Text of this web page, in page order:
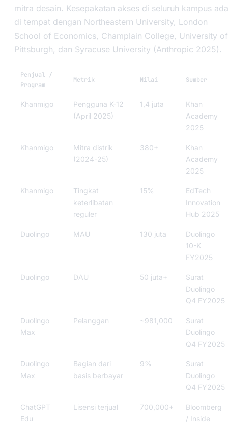
mitra desain. Kesepakatan akses di seluruh kampus ada
di tempat dengan Northeastern University, London
School of Economics, Champlain College, University of
Pittsburgh, dan Syracuse University (Anthropic 2025).
Penjual /
Program
Metrik Nilai Sumber
Khanmigo
Pengguna K-12
(April 2025)
1,4 juta
Khan
Academy
2025
Khanmigo
Mitra distrik
(2024-25)
380+
Khan
Academy
2025
Khanmigo
Tingkat
keterlibatan
reguler
15%
EdTech
Innovation
Hub 2025
Duolingo MAU 130 juta
Duolingo
10-K
FY2025
Duolingo DAU 50 juta+
Surat
Duolingo
Q4 FY2025
Duolingo
Max
Pelanggan ~981,000
Surat
Duolingo
Q4 FY2025
Duolingo
Max
Bagian dari
basis berbayar
9%
Surat
Duolingo
Q4 FY2025
ChatGPT
Edu
Lisensi terjual 700,000+
Bloomberg
/ Inside